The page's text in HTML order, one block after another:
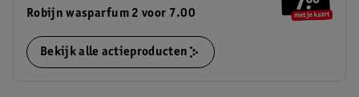
Robijn wasparfum 2 voor 7.00
Bekijk alle actieproducten